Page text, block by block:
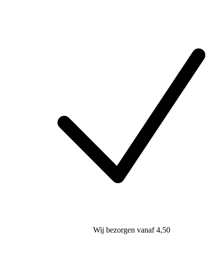
Wij bezorgen vanaf 4,50